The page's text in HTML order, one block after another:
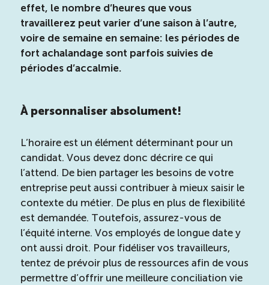
effet, le nombre d’heures que vous
travaillerez peut varier d’une saison à l’autre,
voire de semaine en semaine: les périodes de
fort achalandage sont parfois suivies de
périodes d’accalmie.
À personnaliser absolument!
L’horaire est un élément déterminant pour un
candidat. Vous devez donc décrire ce qui
l’attend. De bien partager les besoins de votre
entreprise peut aussi contribuer à mieux saisir le
contexte du métier. De plus en plus de flexibilité
est demandée. Toutefois, assurez-vous de
l’équité interne. Vos employés de longue date y
ont aussi droit. Pour fidéliser vos travailleurs,
tentez de prévoir plus de ressources afin de vous
permettre d’offrir une meilleure conciliation vie